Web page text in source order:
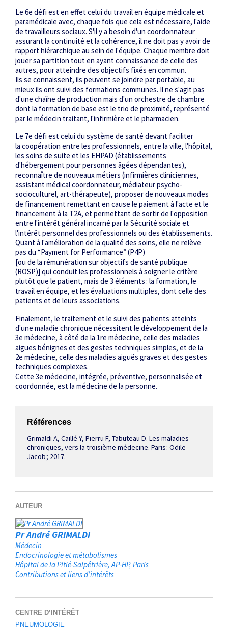
Le 6e défi est en effet celui du travail en équipe médicale et
paramédicale avec, chaque fois que cela est nécessaire, l'aide
de travailleurs sociaux. S'il y a besoin d'un coordonnateur
assurant la continuité et la cohérence, il ne doit pas y avoir de
rapport hiérarchique au sein de l'équipe. Chaque membre doit
jouer sa partition tout en ayant connaissance de celle des
autres, pour atteindre des objectifs fixés en commun.
Ils se connaissent, ils peuvent se joindre par portable, au
mieux ils ont suivi des formations communes. Il ne s'agit pas
d'une chaîne de production mais d'un orchestre de chambre
dont la formation de base est le trio de proximité, représenté
par le médecin traitant, l'infirmière et le pharmacien.
Le 7e défi est celui du système de santé devant faciliter
la coopération entre les professionnels, entre la ville, l'hôpital,
les soins de suite et les EHPAD (établissements
d'hébergement pour personnes âgées dépendantes),
reconnaître de nouveaux métiers (infirmières cliniciennes,
assistant médical coordonnateur, médiateur ­psycho-
socioculturel, art-thérapeute), proposer de nouveaux modes
de financement remettant en cause le paiement à l'acte et le
financement à la T2A, et permettant de sortir de l'opposition
entre l'intérêt général incarné par la Sécurité sociale et
l'intérêt personnel des professionnels ou des établissements.
Quant à l'amélioration de la qualité des soins, elle ne relève
pas du “Payment for Performance” (P4P)
[ou de la rémunération sur objectifs de santé publique
(ROSP)] qui conduit les professionnels à soigner le critère
plutôt que le patient, mais de 3 éléments : la formation, le
travail en équipe, et les évaluations multiples, dont celle des
patients et de leurs associations.
Finalement, le traitement et le suivi des patients atteints
d'une maladie chronique nécessitent le développement de la
3e médecine, à côté de la 1re médecine, celle des maladies
aiguës bénignes et des gestes techniques simples, et de la
2e médecine, celle des maladies aiguës graves et des gestes
techniques complexes.
Cette 3e médecine, intégrée, préventive, personnalisée et
coordonnée, est la médecine de la personne.
Références
Grimaldi A, Caillé Y, Pierru F, Tabuteau D. Les maladies
chroniques, vers la troisième médecine. Paris : Odile
Jacob ; 2017.
AUTEUR
Pr André GRIMALDI
Médecin
Endocrinologie et métabolismes
Hôpital de la Pitié-Salpêtrière, AP-HP Paris
Contributions et liens d’intérêts
CENTRE D’INTÉRÊT
PNEUMOLOGIE